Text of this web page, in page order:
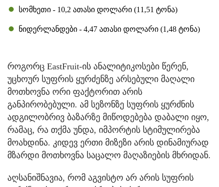
სომხეთი - 10,2 ათასი დოლარი (11,51 ტონა)
ნიდერლანდები - 4,47 ათასი დოლარი (1,48 ტონა)
როგორც EastFruit-ის ანალიტიკოსები წერენ,
უცხოურ სუფრის ყურძენზე არსებული მაღალი
მოთხოვნა ორი ფაქტორით არის
განპირობებული. ამ სეზონზე სუფრის ყურძნის
ადგილობრივ ბაზარზე მიწოდებება დაბალი იყო,
რამაც, რა თქმა უნდა, იმპორტის სტიმულირება
მოახდინა. კიდევ ერთი მიზეზი არის დინამიურად
მზარდი მოთხოვნა საცალო მაღაზიების მხრიდან.
აღსანიშნავია, რომ აგვისტო არ არის სუფრის